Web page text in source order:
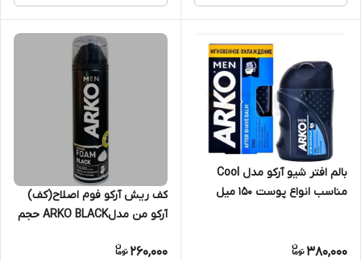
بالم افتر شیو آرکو مدل Cool
مناسب انواع پوست 150 میل
380,000
کف ریش آرکو فوم اصلاح(کف)
آرکو من مدلARKO BLACK حجم
260,000